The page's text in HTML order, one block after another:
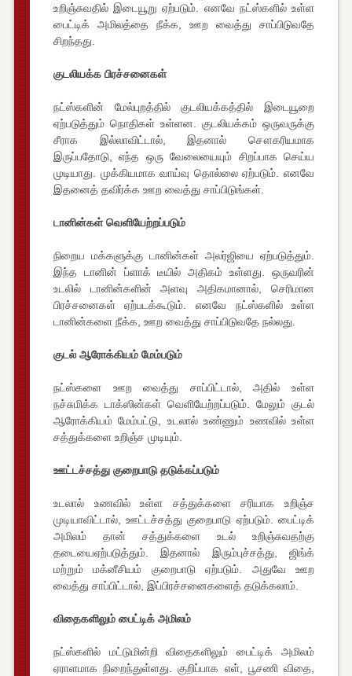
உறிஞ்சுவதில் இடையூறு ஏற்படும். எனவே நட்ஸ்களில் உள்ள
பைட்டிக் அமிலத்தை நீக்க, ஊற வைத்து சாப்பிடுவதே
சிறந்தது.
குடலியக்க பிரச்சனைகள்
நட்ஸ்களின் மேல்புறத்தில் குடலியக்கத்தில் இடையூறை
ஏற்படுத்தும் நொதிகள் உள்ளன. குடலியக்கம் ஒருவருக்கு
சீராக இல்லாவிட்டால், இதனால் சௌகரியமாக
இருப்பதோடு, எந்த ஒரு வேலையையும் சிறப்பாக செய்ய
முடியாது. முக்கியமாக வாய்வு தொல்லை ஏற்படும். எனவே
இதனைத் தவிர்க்க ஊற வைத்து சாப்பிடுங்கள்.
டானின்கள் வெளியேற்றப்படும்
நிறைய மக்களுக்கு டானின்கள் அலர்ஜியை ஏற்படுத்தும்.
இந்த டானின் ப்ளாக் டீயில் அதிகம் உள்ளது. ஒருவரின்
உடலில் டானின்களின் அளவு அதிகமானால், செரிமான
பிரச்சனைகள் ஏற்படக்கூடும். எனவே நட்ஸ்களில் உள்ள
டானின்களை நீக்க, ஊற வைத்து சாப்பிடுவதே நல்லது.
குடல் ஆரோக்கியம் மேம்படும்
நட்ஸ்களை ஊற வைத்து சாப்பிட்டால், அதில் உள்ள
நச்சுமிக்க டாக்ஸின்கள் வெளியேற்றப்படும். மேலும் குடல்
ஆரோக்கியம் மேம்பட்டு, உடலால் உண்ணும் உணவில் உள்ள
சத்துக்களை உறிஞ்ச முடியும்.
ஊட்டச்சத்து குறைபாடு தடுக்கப்படும்
உடலால் உணவில் உள்ள சத்துக்களை சரியாக உறிஞ்ச
முடியாவிட்டால், ஊட்டச்சத்து குறைபாடு ஏற்படும். பைட்டிக்
அமிலம் தான் சத்துக்களை உடல் உறிஞ்சுவதற்கு
தடையைஏற்படுத்தும். இதனால் இரும்புச்சத்து, ஜிங்க்
மற்றும் மக்னீசியம் குறைபாடு ஏற்படும். அதுவே ஊற
வைத்து சாப்பிட்டால், இப்பிரச்சனைகளைத் தடுக்கலாம்.
விதைகளிலும் பைட்டிக் அமிலம்
நட்ஸ்களில் மட்டுமின்றி விதைகளிலும் பைட்டிக் அமிலம்
ஏராளமாக நிறைந்துள்ளது. குறிப்பாக எள், பூசணி விதை,